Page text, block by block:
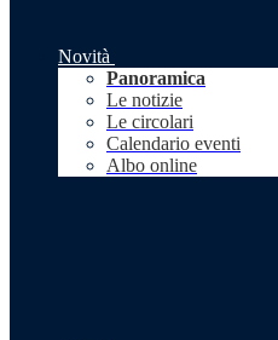
Novità
Panoramica
Le notizie
Le circolari
Calendario eventi
Albo online